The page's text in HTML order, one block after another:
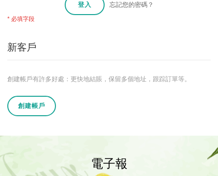
登入 忘記您的密碼？
新客戶
創建帳戶有許多好處：更快地結賬，保留多個地址，跟踪訂單等。
創建帳戶
電子報